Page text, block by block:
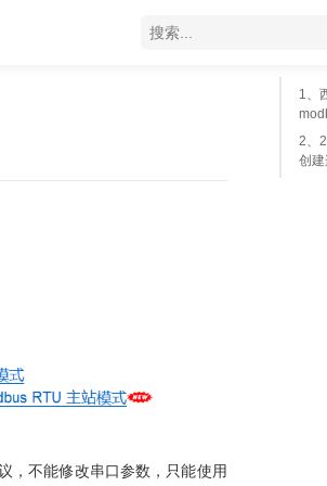
，不能修改串口参数，只能使用
1、
2、
创建